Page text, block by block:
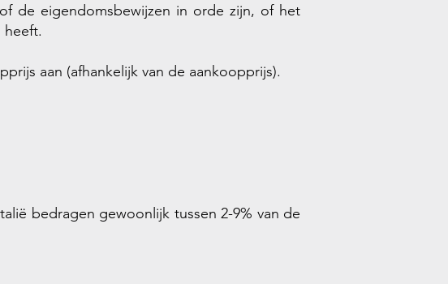
de eigendomsbewijzen in orde zijn, of het
aan (afhankelijk van de aankoopprijs).
bedragen gewoonlijk tussen 2-9% van de